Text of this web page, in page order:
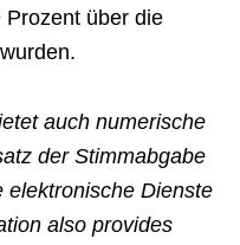
Prozent über die
auch numerische
der Stimmabgabe
elektronische Dienste
also provides